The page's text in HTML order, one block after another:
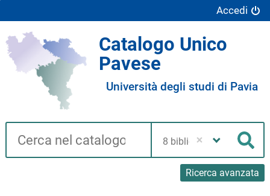
Accedi
Catalogo Unico
Pavese
Università degli studi di Pavia
Cerca su "Catalogo"
Ricerca avanzata
biblioteca